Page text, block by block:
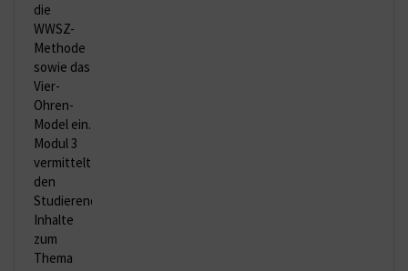
die
WWSZ-
Methode
sowie das
Vier-
Ohren-
Model ein.
Modul 3
vermittelt
den
Studierenden
Inhalte
zum
Thema